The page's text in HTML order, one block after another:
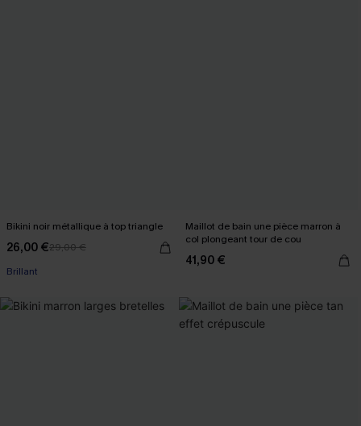
Bikini noir métallique à top triangle
26,00 €29,00 €
Brillant
Maillot de bain une pièce marron à
col plongeant tour de cou
41,90 €